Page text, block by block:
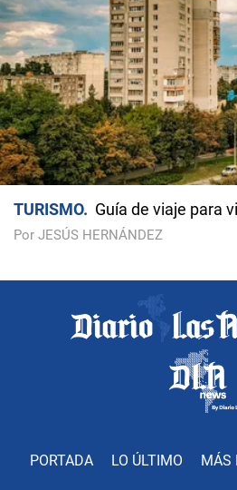
TURISMO Guía de viaje para
Por JESÚS HERNÁNDEZ
PORTADA LO ÚLTIMO MÁS